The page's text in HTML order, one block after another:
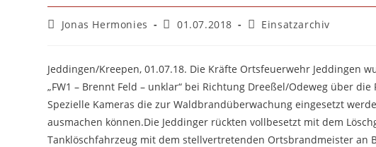
Beitrags-
Jonas Hermonies
Beitrag
01.07.2018
Beitrags-
Einsatzarchiv
Jeddingen/Kreepen, 01.07.18. Die Kräfte Ortsfeuerwehr
„FW1 – Brennt Feld – unklar“ bei Richtung Dreeßel/Odeweg über
Spezielle Kameras die zur Waldbrandüberwachung eingesetzt
ausmachen können.Die Jeddinger rückten vollbesetzt mit dem
Tanklöschfahrzeug mit dem stellvertretenden Ortsbrandmeister an